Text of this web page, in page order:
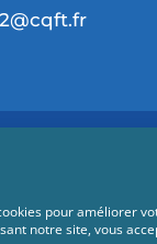
générales